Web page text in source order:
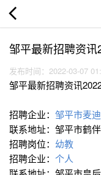
邹平最新招聘资
发布时间：2022-03-07
邹平最新招聘资讯
招聘企业： 邹平市麦
联系地址：邹平市鹤
招聘岗位： 幼教
招聘企业： 个人